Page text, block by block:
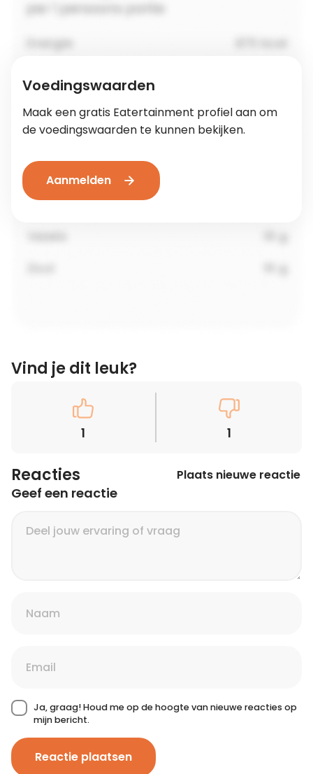
Voedingswaarden
Maak een gratis Eatertainment profiel aan om
de voedingswaarden te kunnen bekijken.
Aanmelden
Vind je dit leuk?
1 1
Reacties Plaats nieuwe reactie
Geef een reactie
Ja, graag! Houd me op de hoogte van nieuwe reacties op
mijn bericht.
Reactie plaatsen